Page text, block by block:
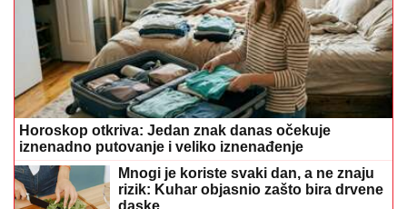
Horoskop otkriva: Jedan znak danas očekuje
iznenadno putovanje i veliko iznenađenje
Mnogi je koriste svaki dan, a ne znaju
rizik: Kuhar objasnio zašto bira drvene
daske